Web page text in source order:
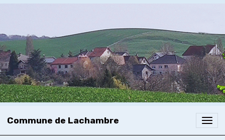
Commune de Lachambre